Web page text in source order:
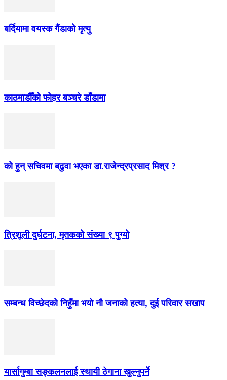
बर्दियामा वयस्क गैंडाको मृत्यु
काठमाडौँको फोहर बञ्चरे डाँडामा
को हुन् सचिवमा बढुवा भएका डा.राजेन्द्रप्रसाद मिश्र ?
त्रिशूली दुर्घटना, मृतकको संख्या ९ पुग्यो
सम्बन्ध विच्छेदको निहुँमा भयो नौ जनाको हत्या, दुई परिवार सखाप
यार्सागुम्बा सङ्कलनलाई स्थायी ठेगाना खुल्नुपर्ने